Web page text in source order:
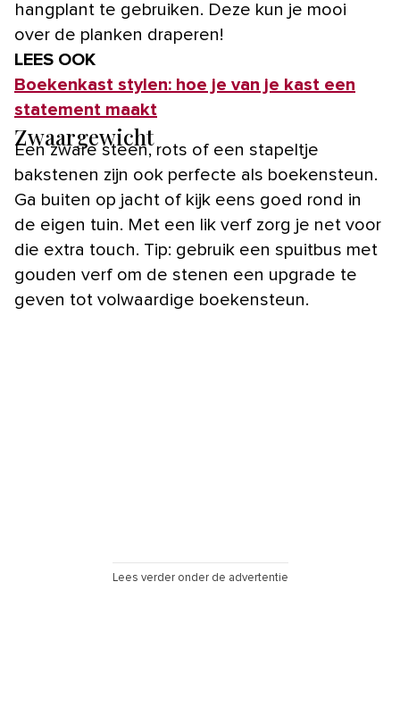
hangplant te gebruiken. Deze kun je mooi
over de planken draperen!
LEES OOK
Boekenkast stylen: hoe je van je kast een
statement maakt
Zwaargewicht
Een zware steen, rots of een stapeltje
bakstenen zijn ook perfecte als boekensteun.
Ga buiten op jacht of kijk eens goed rond in
de eigen tuin. Met een lik verf zorg je net voor
die extra touch. Tip: gebruik een spuitbus met
gouden verf om de stenen een upgrade te
geven tot volwaardige boekensteun.
Lees verder onder de advertentie